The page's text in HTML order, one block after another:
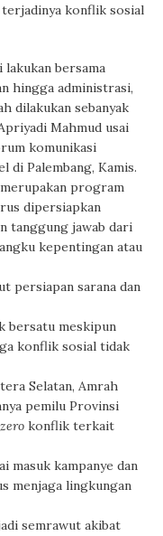
konflik sosial
lakukan bersama
hingga administrasi,
dilakukan sebanyak
Mahmud usai
komunikasi
di Palembang, Kamis.
program
dipersiapkan
tanggung jawab dari
kepentingan atau
persiapan sarana dan
bersatu meskipun
konflik sosial tidak
Selatan, Amrah
pemilu Provinsi
zero konflik terkait
masuk kampanye dan
menjaga lingkungan
semrawut akibat